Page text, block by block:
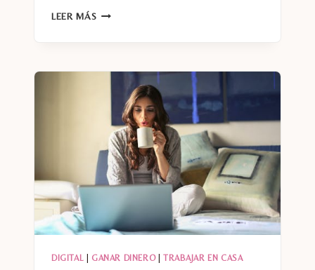
LEER MÁS CÓMO
SEGUNDA
GANAR
DINERO
ONLINE
DIGITAL GANAR DINERO| TRABAJAR EN CASA